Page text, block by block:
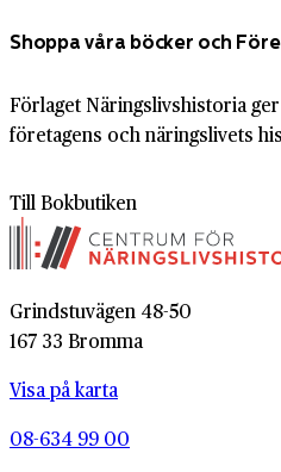
Shoppa våra böcker och
Förlaget Näringslivshistoria
företagens och näringslivets
Till Bokbutiken
Grindstuvägen 48-50
167 33 Bromma
Visa på karta
08-634 99 00